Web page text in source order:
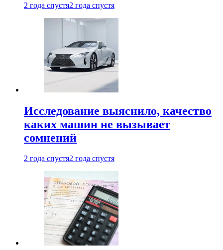
2 года спустя2 года спустя
Исследование выяснило, качество
каких машин не вызывает
сомнений
2 года спустя2 года спустя